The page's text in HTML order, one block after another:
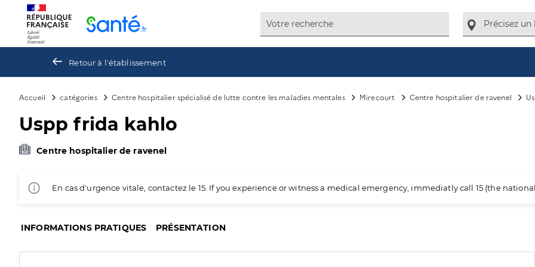
Retour à l'établissement
Accueil catégories Centre hospitalier spécialisé de lutte contre les maladies mentales Mirecourt Centre hospitalier de ravenel
Uspp frida kahlo
Centre hospitalier de ravenel
En cas d'urgence vitale, contactez le 15. If you experience or witness a medical emergency, immediatly call 15 (the
INFORMATIONS PRATIQUES PRÉSENTATION
Panneau de gestion des cookies